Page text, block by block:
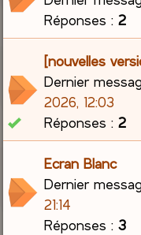
Réponses :2
[nouvelles
Dernier
2026, 12:03
Réponses :2
Ecran Blanc
Dernier
21:14
Réponses :3